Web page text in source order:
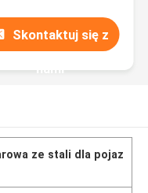
Skontaktuj się z
nami
ze stali dla pojaz